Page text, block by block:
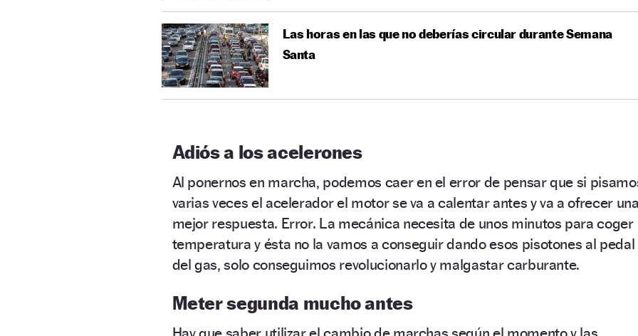
Las horas en las que no deberías circular durante Semana
Santa
Adiós a los acelerones
Al ponernos en marcha, podemos caer en el error de pensar que si
varias veces el acelerador el motor se va a calentar antes y va a ofrecer
mejor respuesta. Error. La mecánica necesita de unos minutos para coger
temperatura y ésta no la vamos a conseguir dando esos pisotones al pedal
del gas, solo conseguimos revolucionarlo y malgastar carburante.
Meter segunda mucho antes